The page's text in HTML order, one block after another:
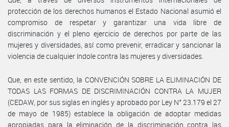
protección de los derechos humanos el Estado Nacional asumió el
compromiso de respetar y garantizar una vida libre de
discriminación y el pleno ejercicio de derechos por parte de las
mujeres y diversidades, así como prevenir, erradicar y sancionar la
violencia de cualquier índole contra las mujeres y diversidades.
Que, en este sentido, la CONVENCIÓN SOBRE LA ELIMINACIÓN DE
TODAS LAS FORMAS DE DISCRIMINACIÓN CONTRA LA MUJER
(CEDAW, por sus siglas en inglés y aprobado por Ley N° 23.179 el 27
de mayo de 1985) establece la obligación de adoptar medidas
apropiadas para la eliminación de la discriminación contra las